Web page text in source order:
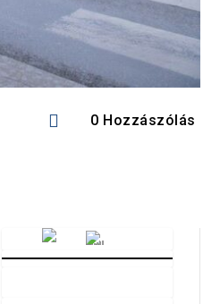
 0 Hozzászólás